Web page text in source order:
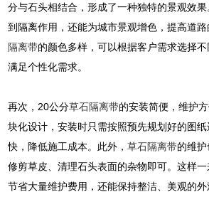
分与石头相结合，形成了一种独特的景观效
到隔离作用，还能为城市景观增色，提高道
隔离带的颜色多样，可以根据客户需求选择
满足个性化需求。
再次，20公分草石隔离带的安装简便，维护
块化设计，安装时只需按照预先规划好的图
快，降低施工成本。此外，草石隔离带的维
修剪草皮、清理石头表面的杂物即可。这样
节省大量维护费用，还能保持整洁、美观的外